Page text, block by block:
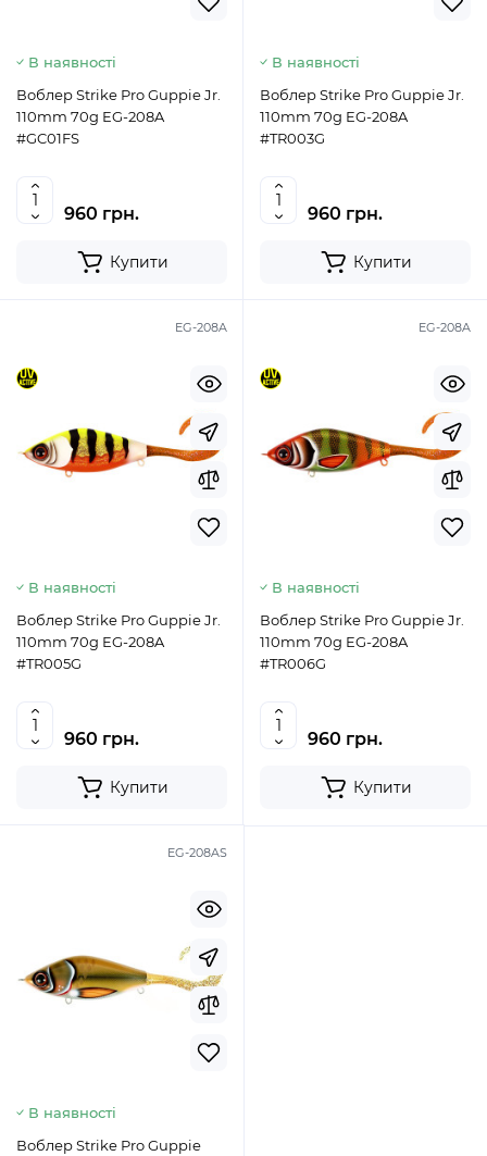
В наявності
Воблер Strike Pro Guppie Jr.
110mm 70g EG-208A
#GC01FS
960 грн.
Купити
В наявності
Воблер Strike Pro Guppie Jr.
110mm 70g EG-208A
#TR003G
960 грн.
Купити
EG-208A
В наявності
Воблер Strike Pro Guppie Jr.
110mm 70g EG-208A
#TR005G
960 грн.
Купити
EG-208A
В наявності
Воблер Strike Pro Guppie Jr.
110mm 70g EG-208A
#TR006G
960 грн.
Купити
EG-208AS
В наявності
Воблер Strike Pro Guppie